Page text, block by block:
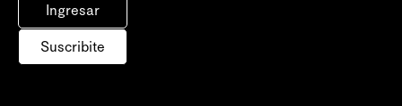
Ingresar
Suscribite